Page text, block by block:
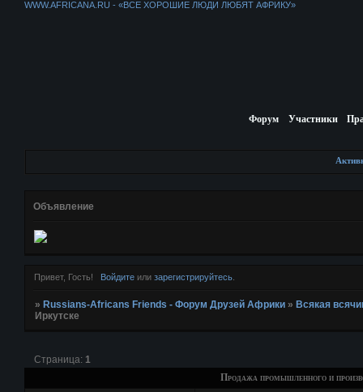
WWW.AFRICANA.RU - «ВСЕ ХОРОШИЕ ЛЮДИ ЛЮБЯТ АФРИКУ»
Форум Участники
Объявление
Привет, Гость! Войдитеили зарегистрируйтесь.
» Russians-Africans Friends - Форум Друзей Африки » Всякая
Иркутске
Продажа промышленного и
Страница: 1